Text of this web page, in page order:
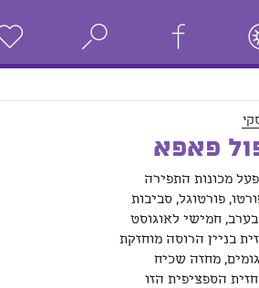
פאפא
מכונות התפירה
פורטוגל, סביבות
חמישי לאוגוסט
חזית בניין הרוסה מוחזקת
מחזה שכיח
הספציפית הזו